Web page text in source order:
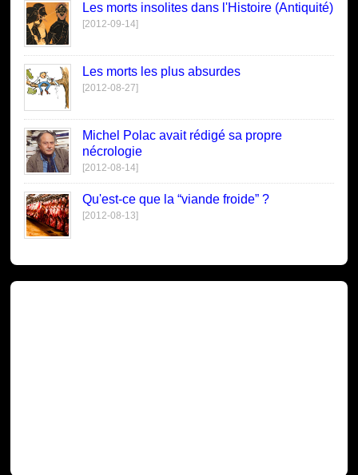
Les morts insolites dans l'Histoire (Antiquité)
[2012-09-14]
Les morts les plus absurdes
[2012-08-27]
Michel Polac avait rédigé sa propre
nécrologie
[2012-08-14]
Qu'est-ce que la “viande froide” ?
[2012-08-13]